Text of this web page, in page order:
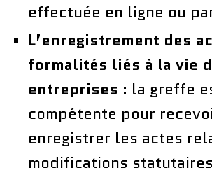
effectuée en ligne ou
L’enregistrement des
formalités liés à la vie
entreprises : la greffe
compétente pour
enregistrer les actes
modifications